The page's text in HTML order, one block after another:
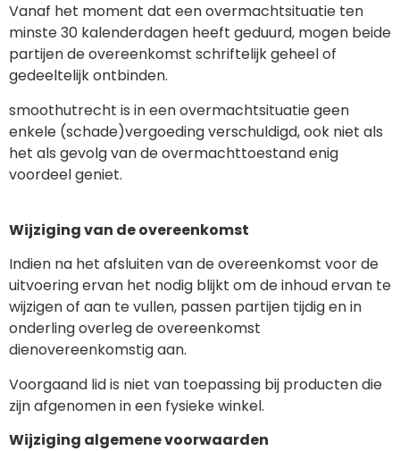
Vanaf het moment dat een overmachtsituatie ten
minste 30 kalenderdagen heeft geduurd, mogen beide
partijen de overeenkomst schriftelijk geheel of
gedeeltelijk ontbinden.
smoothutrecht is in een overmachtsituatie geen
enkele (schade)vergoeding verschuldigd, ook niet als
het als gevolg van de overmachttoestand enig
voordeel geniet.
Wijziging van de overeenkomst
Indien na het afsluiten van de overeenkomst voor de
uitvoering ervan het nodig blijkt om de inhoud ervan te
wijzigen of aan te vullen, passen partijen tijdig en in
onderling overleg de overeenkomst
dienovereenkomstig aan.
Voorgaand lid is niet van toepassing bij producten die
zijn afgenomen in een fysieke winkel.
Wijziging algemene voorwaarden